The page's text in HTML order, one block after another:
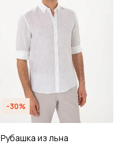
-30%
Рубашка из льна